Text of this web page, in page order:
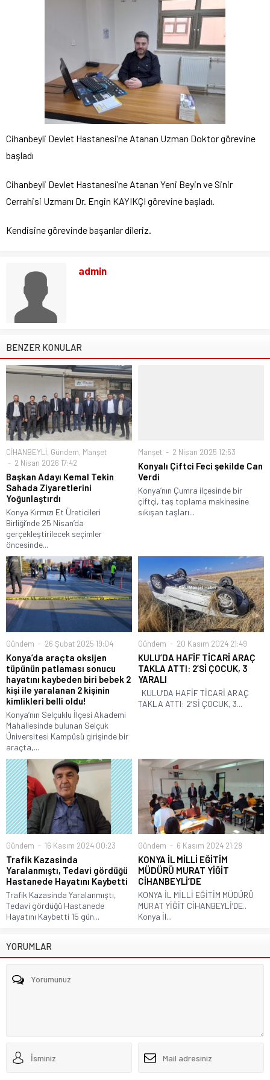
Cihanbeyli Devlet Hastanesi’ne Atanan Uzman Doktor görevine
başladı
Cihanbeyli Devlet Hastanesi’ne Atanan Yeni Beyin ve Sinir
Cerrahisi Uzmanı Dr. Engin KAYIKÇI görevine başladı.
Kendisine görevinde başarılar dileriz.
admin
BENZER KONULAR
CİHANBEYLİ, Gündem, Manşet
2 Nisan 2026 17:42
Başkan Adayı Kemal Tekin
Sahada Ziyaretlerini
Yoğunlaştırdı
Konya Kırmızı Et Üreticileri
Birliği’nde 25 Nisan’da
gerçekleştirilecek seçimler
öncesinde...
Manşet 2 Nisan 2025 12:53
Konyalı Çiftci Feci şekilde Can
Verdi
Konya’nın Çumra ilçesinde bir
çiftçi, taş toplama makinesine
sıkışan taşları...
Gündem 26 Şubat 2025 19:04
Konya’da araçta oksijen
tüpünün patlaması sonucu
hayatını kaybeden biri bebek 2
kişi ile yaralanan 2 kişinin
kimlikleri belli oldu!
Konya’nın Selçuklu İlçesi Akademi
Mahallesinde bulunan Selçuk
Üniversitesi Kampüsü girişinde bir
araçta,...
Gündem 20 Kasım 2024 21:49
KULU’DA HAFİF TİCARİ ARAÇ
TAKLA ATTI: 2’Sİ ÇOCUK, 3
YARALI
KULU’DA HAFİF TİCARİ ARAÇ
TAKLA ATTI: 2’Sİ ÇOCUK, 3...
Gündem 16 Kasım 2024 00:23
Trafik Kazasinda
Yaralanmıştı, Tedavi gördüğü
Hastanede Hayatını Kaybetti
Trafik Kazasinda Yaralanmıştı,
Tedavi gördüğü Hastanede
Hayatını Kaybetti 15 gün...
Gündem 6 Kasım 2024 21:28
KONYA İL MİLLİ EĞİTİM
MÜDÜRÜ MURAT YİĞİT
CİHANBEYLİ’DE
KONYA İL MİLLİ EĞİTİM MÜDÜRÜ
MURAT YİĞİT CİHANBEYLİ’DE..
Konya İl...
YORUMLAR